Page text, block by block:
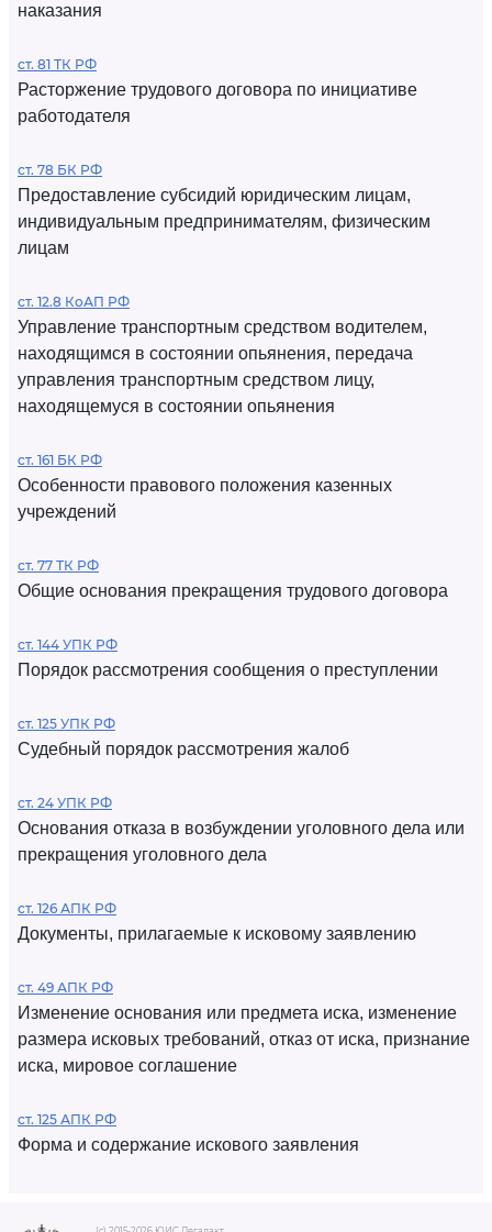
наказания
ст. 81 ТК РФ
Расторжение трудового договора по инициативе
работодателя
ст. 78 БК РФ
Предоставление субсидий юридическим лицам,
индивидуальным предпринимателям, физическим
лицам
ст. 12.8 КоАП РФ
Управление транспортным средством водителем,
находящимся в состоянии опьянения, передача
управления транспортным средством лицу,
находящемуся в состоянии опьянения
ст. 161 БК РФ
Особенности правового положения казенных
учреждений
ст. 77 ТК РФ
Общие основания прекращения трудового договора
ст. 144 УПК РФ
Порядок рассмотрения сообщения о преступлении
ст. 125 УПК РФ
Судебный порядок рассмотрения жалоб
ст. 24 УПК РФ
Основания отказа в возбуждении уголовного дела или
прекращения уголовного дела
ст. 126 АПК РФ
Документы, прилагаемые к исковому заявлению
ст. 49 АПК РФ
Изменение основания или предмета иска, изменение
размера исковых требований, отказ от иска, признание
иска, мировое соглашение
ст. 125 АПК РФ
Форма и содержание искового заявления